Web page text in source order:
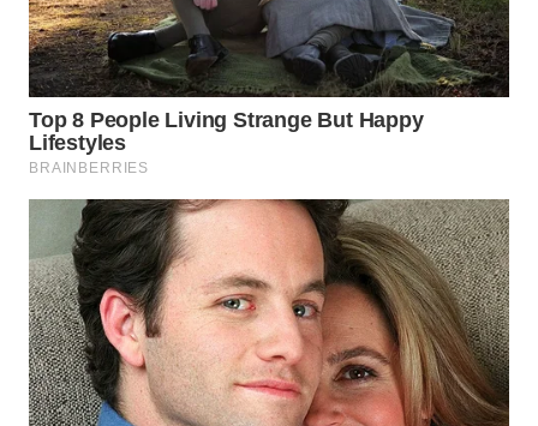
WN
PADANG
LAWAS
WN
SUMEDANG
WN
CIANJUR
WN
KEPULAUAN
SERIBU